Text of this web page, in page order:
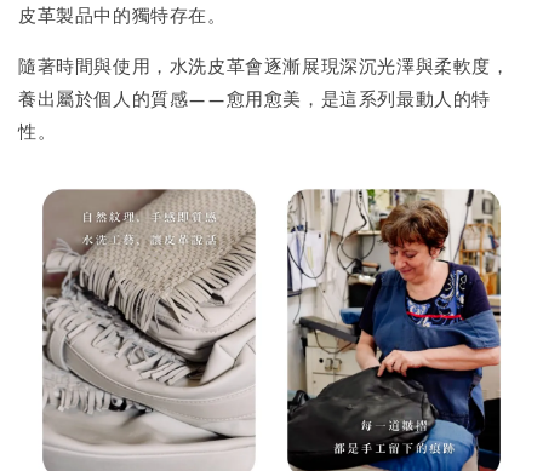
皮革製品中的獨特存在。
隨著時間與使用，水洗皮革會逐漸展現深沉光澤與柔軟度，
養出屬於個人的質感——愈用愈美，是這系列最動人的特
性。